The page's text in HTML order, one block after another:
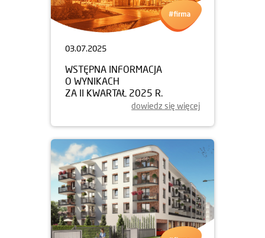
03.07.2025
WSTĘPNA INFORMACJA
O WYNIKACH
ZA II KWARTAŁ 2025 R.
dowiedz się więcej